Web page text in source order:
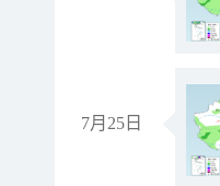
7月25日